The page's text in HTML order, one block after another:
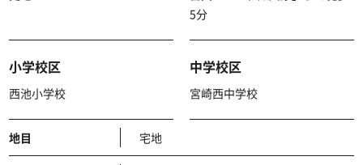
5分
小学校区
西池小学校
中学校区
宮崎西中学校
地目 宅地